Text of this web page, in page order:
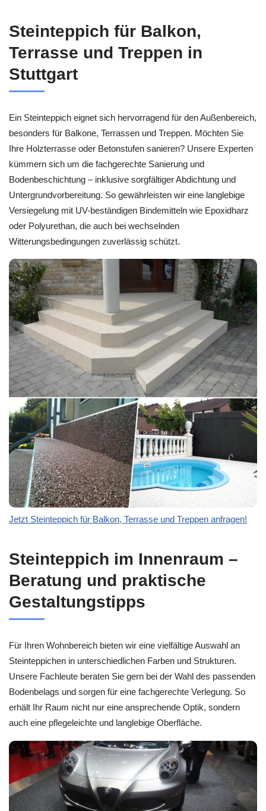
Steinteppich für Balkon,
Terrasse und Treppen in
Stuttgart
Ein Steinteppich eignet sich hervorragend für den Außenbereich,
besonders für Balkone, Terrassen und Treppen. Möchten Sie
Ihre Holzterrasse oder Betonstufen sanieren? Unsere Experten
kümmern sich um die fachgerechte Sanierung und
Bodenbeschichtung – inklusive sorgfältiger Abdichtung und
Untergrundvorbereitung. So gewährleisten wir eine langlebige
Versiegelung mit UV-beständigen Bindemitteln wie Epoxidharz
oder Polyurethan, die auch bei wechselnden
Witterungsbedingungen zuverlässig schützt.
Jetzt Steinteppich für Balkon, Terrasse und Treppen anfragen!
Steinteppich im Innenraum –
Beratung und praktische
Gestaltungstipps
Für Ihren Wohnbereich bieten wir eine vielfältige Auswahl an
Steinteppichen in unterschiedlichen Farben und Strukturen.
Unsere Fachleute beraten Sie gern bei der Wahl des passenden
Bodenbelags und sorgen für eine fachgerechte Verlegung. So
erhält Ihr Raum nicht nur eine ansprechende Optik, sondern
auch eine pflegeleichte und langlebige Oberfläche.